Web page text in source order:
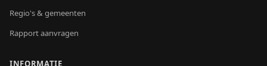
Regio's & gemeenten
Rapport aanvragen
INFORMATIE